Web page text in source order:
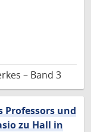
– Band 3
Professors und
zu Hall in